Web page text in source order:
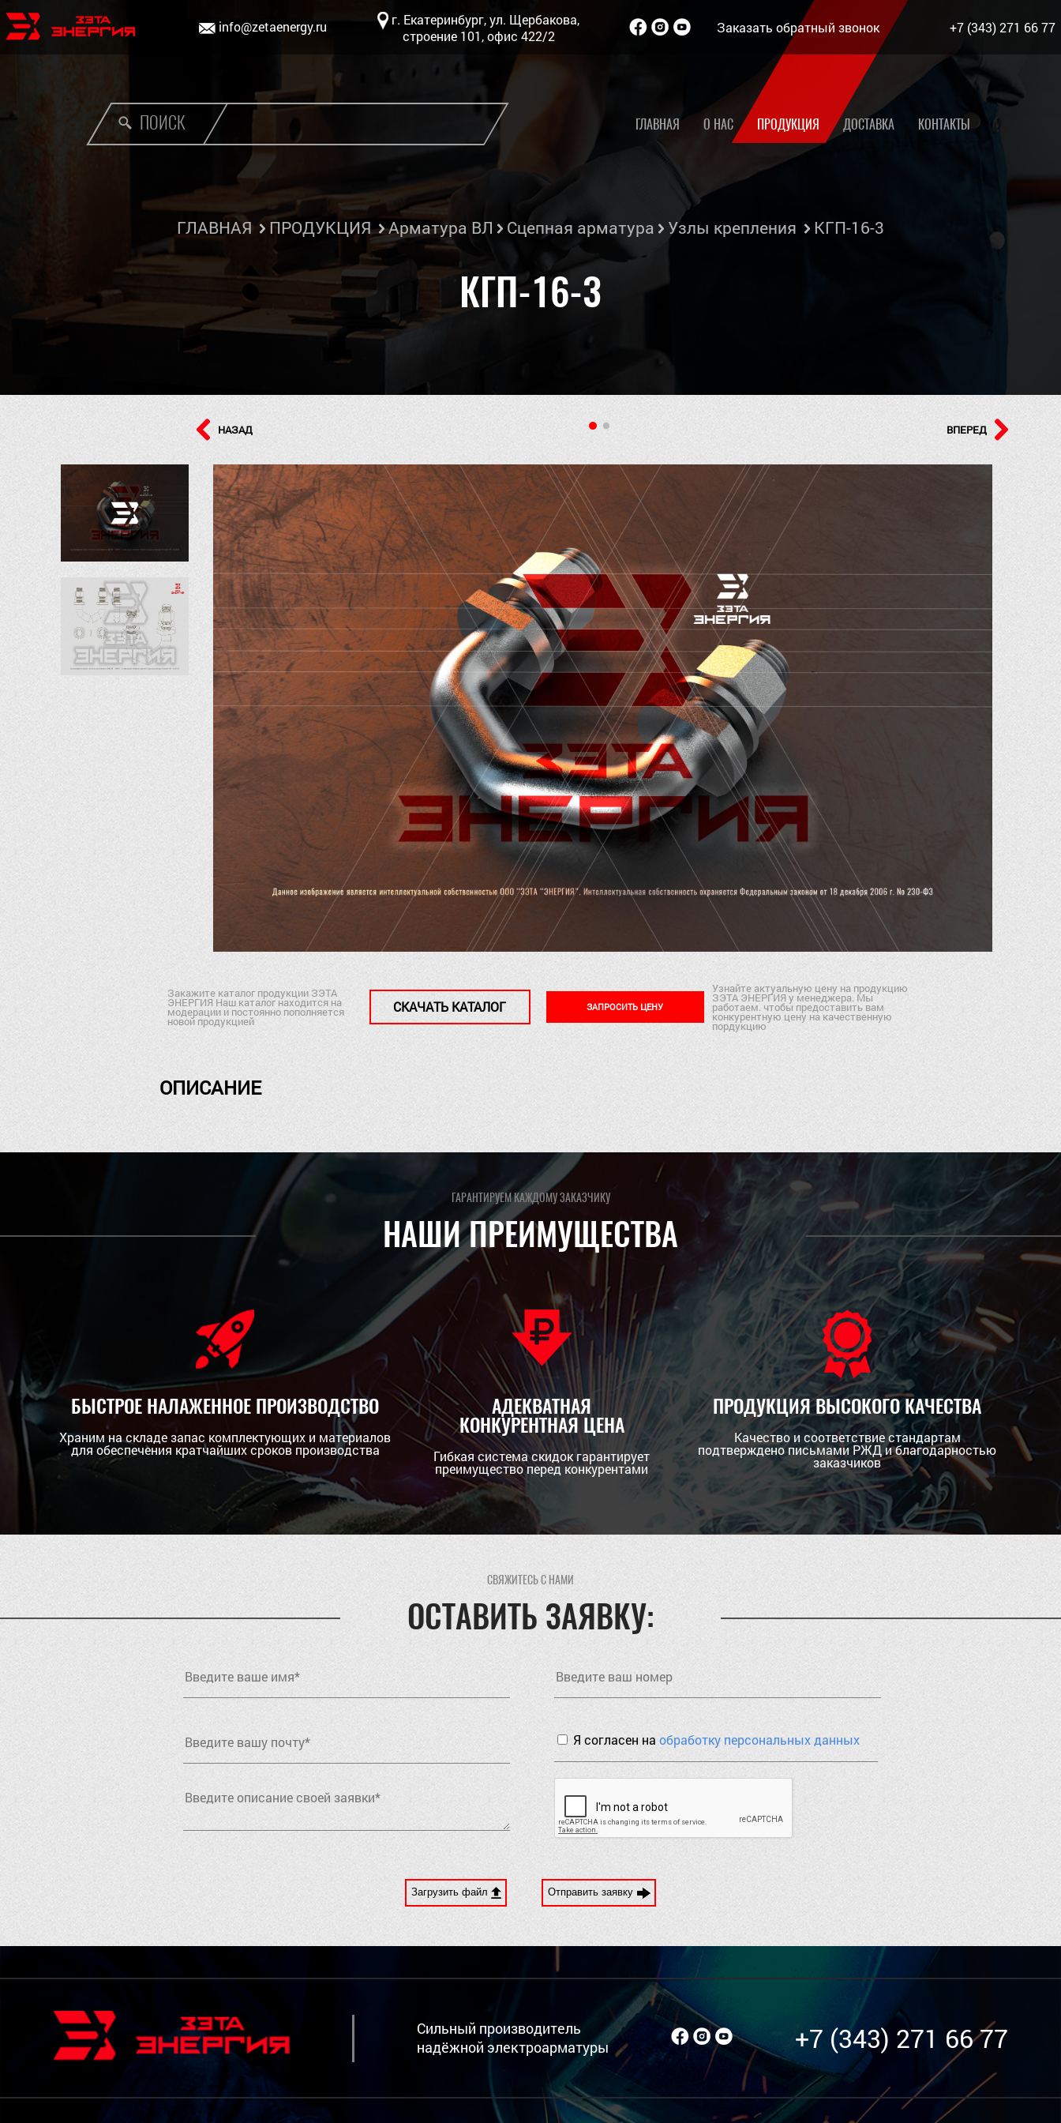
info@zetaenergy.ru
г. Екатеринбург, ул. Щербакова,
строение 101, офис 422/2
Заказать обратный звонок +7 (343) 271 66 77
ПОИСК ГЛАВНАЯ О НАС ПРОДУКЦИЯ ДОСТАВКА КОНТАКТЫ
ГЛАВНАЯ ПРОДУКЦИЯ Арматура ВЛ Сцепная арматура Узлы крепления КГП-16-3
КГП-16-3
НАЗАД ВПЕРЕД
Закажите каталог продукции ЗЭТА
ЭНЕРГИЯ Наш каталог находится на
модерации и постоянно пополняется
новой продукцией
СКАЧАТЬ КАТАЛОГ ЗАПРОСИТЬ ЦЕНУ
Узнайте актуальную цену на продукцию
ЗЭТА ЭНЕРГИЯ у менеджера. Мы
работаем. чтобы предоставить вам
конкурентную цену на качественную
пордукцию
ОПИСАНИЕ
ГАРАНТИРУЕМ КАЖДОМУ ЗАКАЗЧИКУ
НАШИ ПРЕИМУЩЕСТВА
БЫСТРОЕ НАЛАЖЕННОЕ ПРОИЗВОДСТВО
Храним на складе запас комплектующих и материалов
для обеспечения кратчайших сроков производства
АДЕКВАТНАЯ
КОНКУРЕНТНАЯ ЦЕНА
Гибкая система скидок гарантирует
преимущество перед конкурентами
ПРОДУКЦИЯ ВЫСОКОГО КАЧЕСТВА
Качество и соответствие стандартам
подтверждено письмами РЖД и благодарностью
заказчиков
СВЯЖИТЕСЬ С НАМИ
ОСТАВИТЬ ЗАЯВКУ:
Я согласен на обработку персональных данных
Загрузить файл Отправить заявку
Сильный производитель
надёжной электроарматуры
+7 (343) 271 66 77